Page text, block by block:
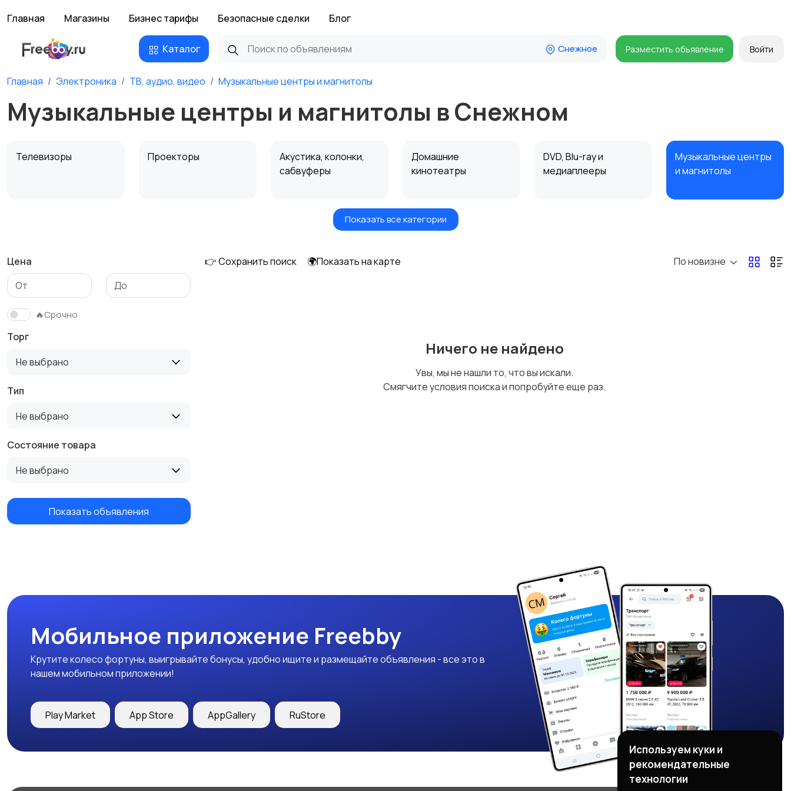
Главная Магазины Бизнес тарифы Безопасные сделки Блог
Каталог Снежное Разместить объявление Войти
Главная Электроника ТВ, аудио, видео Музыкальные центры и магнитолы
Музыкальные центры и магнитолы в Снежном
Телевизоры Проекторы
Акустика, колонки,
сабвуферы
Домашние
кинотеатры
DVD, Blu-ray и
медиаплееры
Музыкальные центры
и магнитолы
Спутниковое и
Аудиоусилители и
Аксессуары
Показать все категории
Цена
🔥Срочно
Торг
Не выбрано
Тип
Не выбрано
Состояние товара
Не выбрано
Показать объявления
👉 Сохранить поиск 🌍Показать на карте По новизне
Ничего не найдено
Увы, мы не нашли то, что вы искали.
Смягчите условия поиска и попробуйте еще раз.
Мобильное приложение Freebby
Крутите колесо фортуны, выигрывайте бонусы, удобно ищите и размещайте объявления - все это в
нашем мобильном приложении!
Play Market App Store AppGallery RuStore
Используем куки и
рекомендательные
технологии